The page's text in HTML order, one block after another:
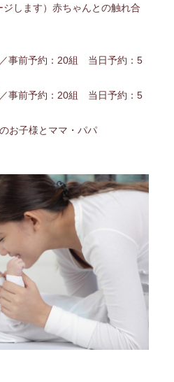
します）赤ちゃんとの触れ合
事前予約：20組 当日予約：5
事前予約：20組 当日予約：5
お子様とママ・パパ